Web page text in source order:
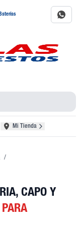
Mi Tienda
/
CAPO Y
PARA